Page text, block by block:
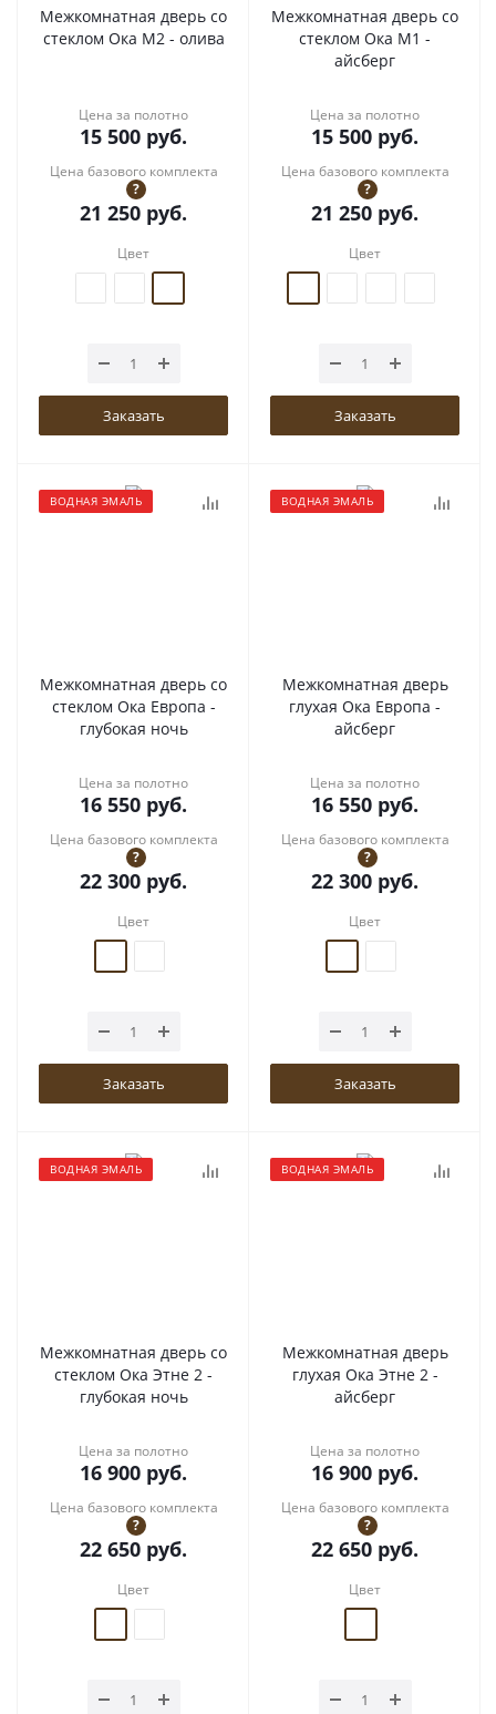
Межкомнатная дверь со
стеклом Ока М2 - олива
Цена за полотно
15 500 руб.
Цена базового комплекта
?
21 250 руб.
Цвет
Заказать
Межкомнатная дверь со
стеклом Ока М1 -
айсберг
Цена за полотно
15 500 руб.
Цена базового комплекта
?
21 250 руб.
Цвет
Заказать
ВОДНАЯ ЭМАЛЬ
Межкомнатная дверь со
стеклом Ока Европа -
глубокая ночь
Цена за полотно
16 550 руб.
Цена базового комплекта
?
22 300 руб.
Цвет
Заказать
ВОДНАЯ ЭМАЛЬ
Межкомнатная дверь
глухая Ока Европа -
айсберг
Цена за полотно
16 550 руб.
Цена базового комплекта
?
22 300 руб.
Цвет
Заказать
ВОДНАЯ ЭМАЛЬ
Межкомнатная дверь со
стеклом Ока Этне 2 -
глубокая ночь
Цена за полотно
16 900 руб.
Цена базового комплекта
?
22 650 руб.
Цвет
ВОДНАЯ ЭМАЛЬ
Межкомнатная дверь
глухая Ока Этне 2 -
айсберг
Цена за полотно
16 900 руб.
Цена базового комплекта
?
22 650 руб.
Цвет